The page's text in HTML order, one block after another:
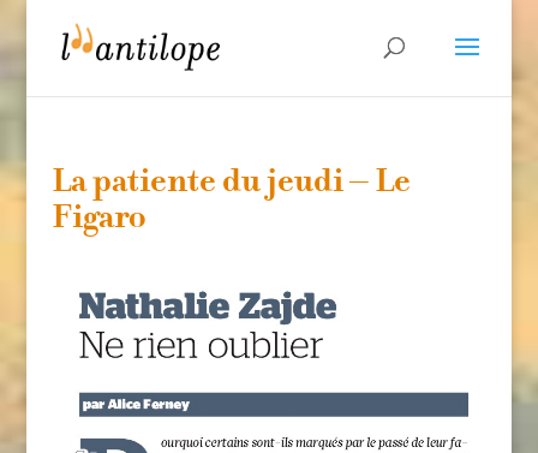
La patiente du jeudi – Le
Figaro